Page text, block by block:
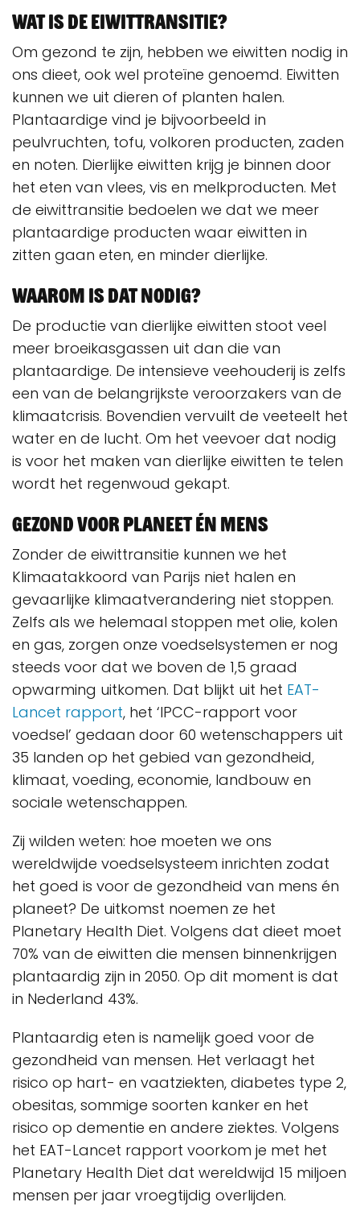
Wat is de eiwittransitie?
Om gezond te zijn, hebben we eiwitten nodig in
ons dieet, ook wel proteïne genoemd. Eiwitten
kunnen we uit dieren of planten halen.
Plantaardige vind je bijvoorbeeld in
peulvruchten, tofu, volkoren producten, zaden
en noten. Dierlijke eiwitten krijg je binnen door
het eten van vlees, vis en melkproducten. Met
de eiwittransitie bedoelen we dat we meer
plantaardige producten waar eiwitten in
zitten gaan eten, en minder dierlijke.
Waarom is dat nodig?
De productie van dierlijke eiwitten stoot veel
meer broeikasgassen uit dan die van
plantaardige. De intensieve veehouderij is zelfs
een van de belangrijkste veroorzakers van de
klimaatcrisis. Bovendien vervuilt de veeteelt het
water en de lucht. Om het veevoer dat nodig
is voor het maken van dierlijke eiwitten te telen
wordt het regenwoud gekapt.
Gezond voor planeet én mens
Zonder de eiwittransitie kunnen we het
Klimaatakkoord van Parijs niet halen en
gevaarlijke klimaatverandering niet stoppen.
Zelfs als we helemaal stoppen met olie, kolen
en gas, zorgen onze voedselsystemen er nog
steeds voor dat we boven de 1,5 graad
opwarming uitkomen. Dat blijkt uit het EAT-
Lancet rapport, het ‘IPCC-rapport voor
voedsel’ gedaan door 60 wetenschappers uit
35 landen op het gebied van gezondheid,
klimaat, voeding, economie, landbouw en
sociale wetenschappen.
Zij wilden weten: hoe moeten we ons
wereldwijde voedselsysteem inrichten zodat
het goed is voor de gezondheid van mens én
planeet? De uitkomst noemen ze het
Planetary Health Diet. Volgens dat dieet moet
70% van de eiwitten die mensen binnenkrijgen
plantaardig zijn in 2050. Op dit moment is dat
in Nederland 43%.
Plantaardig eten is namelijk goed voor de
gezondheid van mensen. Het verlaagt het
risico op hart- en vaatziekten, diabetes type 2,
obesitas, sommige soorten kanker en het
risico op dementie en andere ziektes. Volgens
het EAT-Lancet rapport voorkom je met het
Planetary Health Diet dat wereldwijd 15 miljoen
mensen per jaar vroegtijdig overlijden.